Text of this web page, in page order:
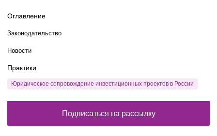
Оглавление
Законодательство
Новости
Практики
Юридическое сопровождение инвестиционных проектов в России
Подписаться на рассылку